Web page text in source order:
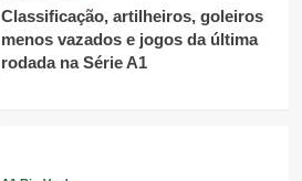
Classificação, artilheiros, goleiros
menos vazados e jogos da última
rodada na Série A1